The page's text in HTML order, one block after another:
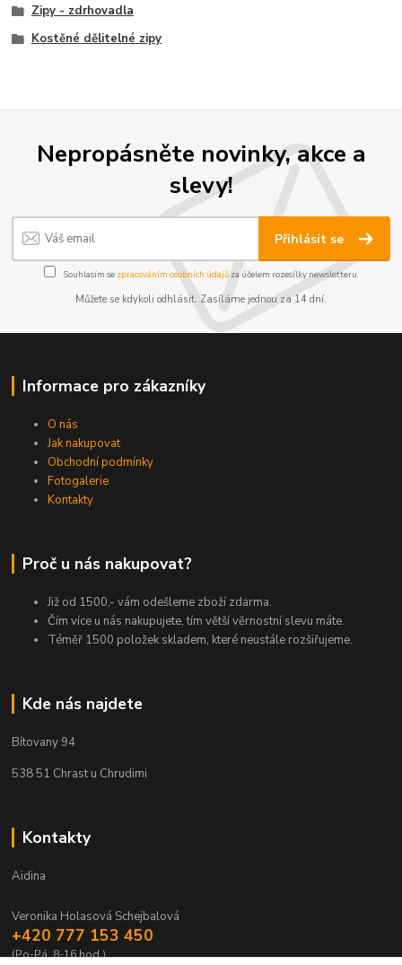
Zipy - zdrhovadla
Kostěné dělitelné zipy
Nepropásněte novinky, akce a
slevy!
Přihlásit se
Souhlasím se zpracováním osobních údajůza účelem rozesílky newsletteru.
Můžete se kdykoli odhlásit. Zasíláme jednou za 14 dní.
Informace pro zákazníky
O nás
Jak nakupovat
Obchodní podmínky
Fotogalerie
Kontakty
Proč u nás nakupovat?
Již od 1500,- vám odešleme zboží zdarma.
Čím více u nás nakupujete, tím větší věrnostní slevu máte.
Téměř 1500 položek skladem, které neustále rozšiřujeme.
Kde nás najdete
Bítovany 94
538 51 Chrast u Chrudimi
Kontakty
Aidina
Veronika Holasová Schejbalová
+420 777 153 450
(Po-Pá, 8-16 hod.)